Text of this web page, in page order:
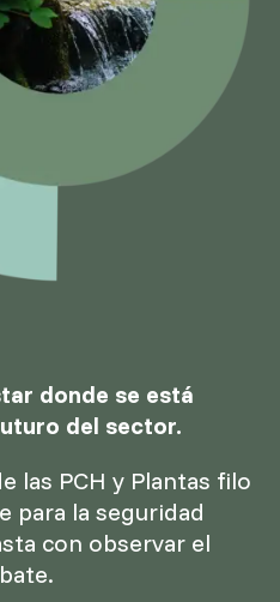
donde se está
del sector.
las PCH y Plantas filo
para la seguridad
con observar el